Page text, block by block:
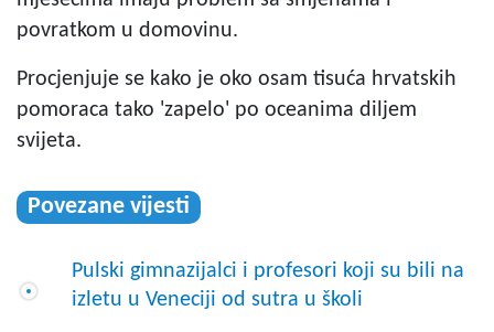
povratkom u domovinu.
Procjenjuje se kako je oko osam tisuća hrvatskih
pomoraca tako 'zapelo' po oceanima diljem
svijeta.
Povezane vijesti
Pulski gimnazijalci i profesori koji su bili na
izletu u Veneciji od sutra u školi